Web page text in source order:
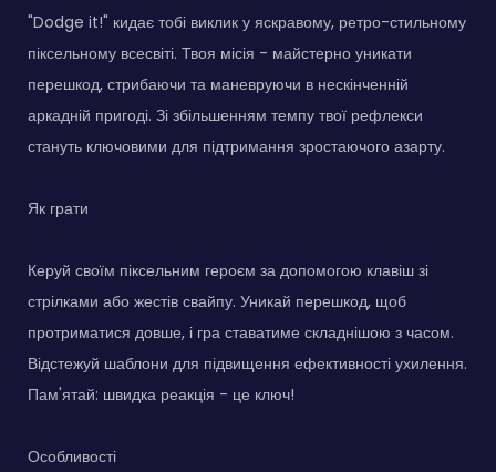
"Dodge it!" кидає тобі виклик у яскравому, ретро-стильному
піксельному всесвіті. Твоя місія - майстерно уникати
перешкод, стрибаючи та маневруючи в нескінченній
аркадній пригоді. Зі збільшенням темпу твої рефлекси
стануть ключовими для підтримання зростаючого азарту.
Як грати
Керуй своїм піксельним героєм за допомогою клавіш зі
стрілками або жестів свайпу. Уникай перешкод, щоб
протриматися довше, і гра ставатиме складнішою з часом.
Відстежуй шаблони для підвищення ефективності ухилення.
Пам'ятай: швидка реакція - це ключ!
Особливості